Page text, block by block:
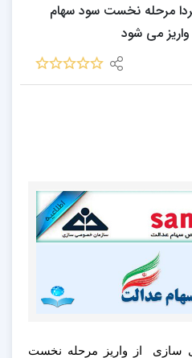
مرحله نخست سود سهام
می شود
از واریز مرحله نخست